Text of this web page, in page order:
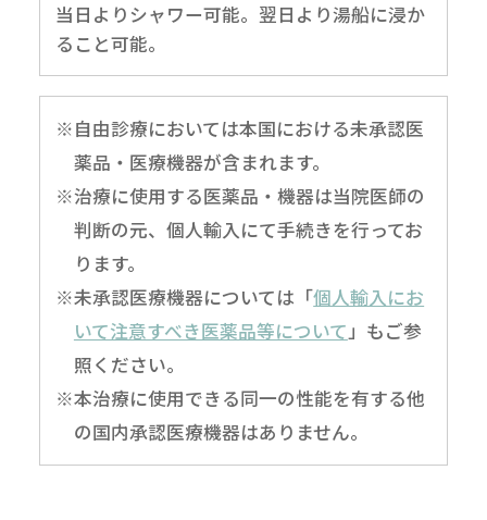
当日よりシャワー可能。翌日より湯船に浸か
ること可能。
※自由診療においては本国における未承認医
薬品・医療機器が含まれます。
※治療に使用する医薬品・機器は当院医師の
判断の元、個人輸入にて手続きを行ってお
ります。
※未承認医療機器については「個人輸入にお
いて注意すべき医薬品等について」もご参
照ください。
※本治療に使用できる同一の性能を有する他
の国内承認医療機器はありません。